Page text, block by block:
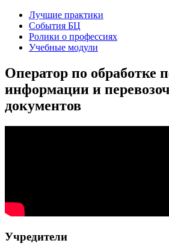
Лучшие практики
События БЦ
Ролики о профессиях
Учебные модули
Оператор по обработке
информации и
документов
Учредители